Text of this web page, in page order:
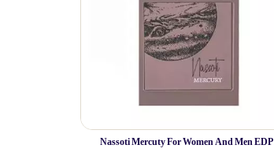
Nassoti Mercuty For Women And Men EDP